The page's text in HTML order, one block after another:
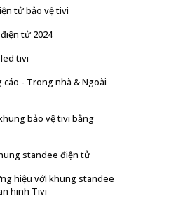
tử bảo vệ tivi
tử 2024
tivi
- Trong nhà & Ngoài
bảo vệ tivi bằng
standee điện tử
hiệu với khung standee
hinh Tivi